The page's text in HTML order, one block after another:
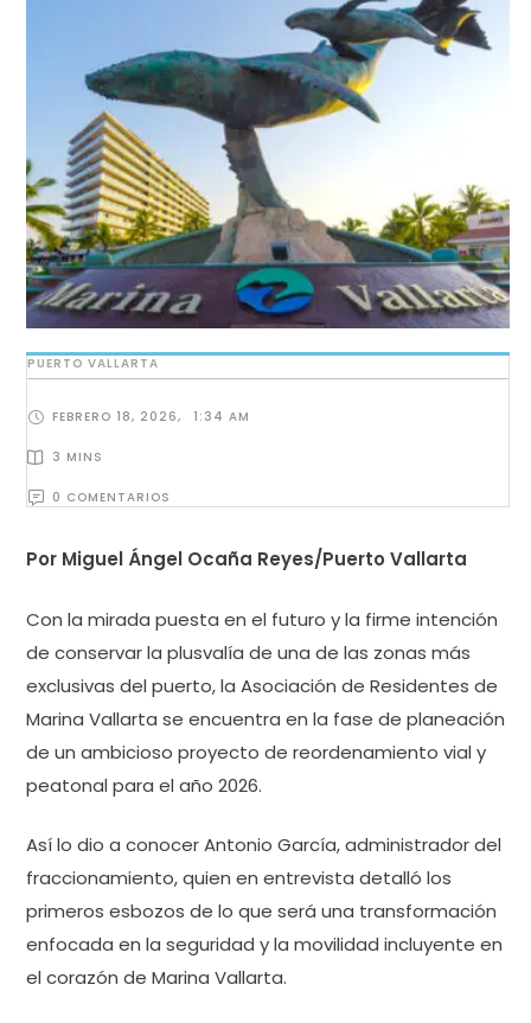
PUERTO VALLARTA
FEBRERO 18, 2026, 1:34 AM
3 MINS
0 COMENTARIOS
Por Miguel Ángel Ocaña Reyes/Puerto Vallarta
Con la mirada puesta en el futuro y la firme intención
de conservar la plusvalía de una de las zonas más
exclusivas del puerto, la Asociación de Residentes de
Marina Vallarta se encuentra en la fase de planeación
de un ambicioso proyecto de reordenamiento vial y
peatonal para el año 2026.
Así lo dio a conocer Antonio García, administrador del
fraccionamiento, quien en entrevista detalló los
primeros esbozos de lo que será una transformación
enfocada en la seguridad y la movilidad incluyente en
el corazón de Marina Vallarta.